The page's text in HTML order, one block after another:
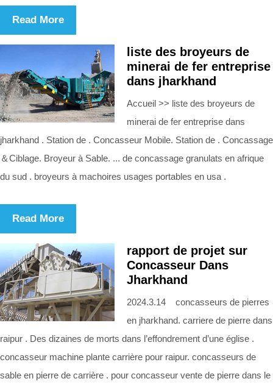
Read More
liste des broyeurs de
minerai de fer entreprise
dans jharkhand
Accueil >> liste des broyeurs de
minerai de fer entreprise dans
jharkhand . Station de . Concasseur Mobile. Station de . Concassage
＆Ciblage. Broyeur à Sable. ... de concassage granulats en afrique
du sud . broyeurs à machoires usages portables en usa .
Read More
rapport de projet sur
Concasseur Dans
Jharkhand
2024.3.14 concasseurs de pierres
en jharkhand. carriere de pierre dans
raipur . Des dizaines de morts dans l’effondrement d’une église .
concasseur machine plante carrière pour raipur. concasseurs de
sable en pierre de carrière . pour concasseur vente de pierre dans le